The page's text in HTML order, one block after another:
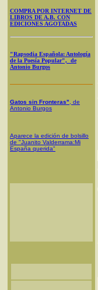
COMPRA POR INTERNET DE
LIBROS DE A.B. CON
EDICIONES AGOTADAS
"Rapsodia Española: Antología
de la Poesía Popular", de
Antonio Burgos
Gatos sin Fronteras" , de
Antonio Burgos
Aparece la edición de bolsillo
de "Juanito Valderrama:Mi
España querida"